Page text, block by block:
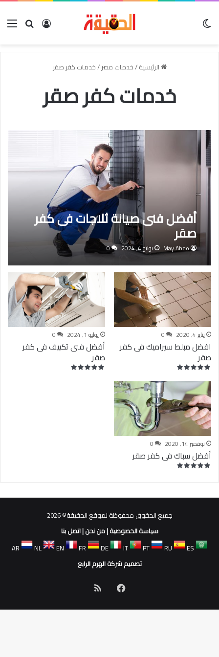
بحث عنتسجيل
الرئيسية/خدمات مصر/خدمات كفر صقر
خدمات كفر صقر
أفضل فنى صيانة ثلاجات فى كفر
صقر
May Abdo يوليو 4, 2024 0
يناير 4, 2020 0
افضل مبلط سيراميك فى كفر
صقر
يوليو 1, 2024 0
أفضل فنى تكييف فى كفر
صقر
نوفمبر 14, 2020 0
أفضل سباك فى كفر صقر
جميع الحقوق محفوظة لموقع الحقيقة© 2026
سياسة الخصوصية|من نحن|اتصل بنا
AR
NL EN FR DE IT PT RU
ES
تصميم شركة الهرم الرابع
فيسبوك
الموقع